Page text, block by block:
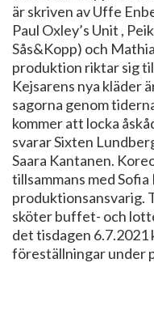
är skriven av Uffe
Paul Oxley’s Unit ,
Sås&Kopp) och
produktion riktar sig
Kejsarens nya kläder
sagorna genom
kommer att locka
svarar Sixten
Saara Kantanen.
tillsammans med
produktionsansvarig.
sköter buffet- och
det tisdagen 6.7.2021
föreställningar under